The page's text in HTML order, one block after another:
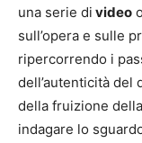
una serie di video
sull’opera e sulle
ripercorrendo i
dell’autenticità del
della fruizione
indagare lo